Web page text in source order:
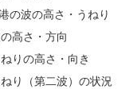
の波の高さ・うねり
高さ・方向
りの高さ・向き
ねり（第二波）の状況